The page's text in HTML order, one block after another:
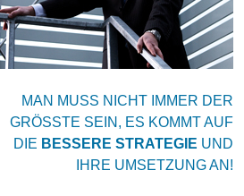
MAN MUSS NICHT IMMER DER
GRÖSSTE SEIN, ES KOMMT AUF
DIE BESSERE STRATEGIE UND
IHRE UMSETZUNG AN!